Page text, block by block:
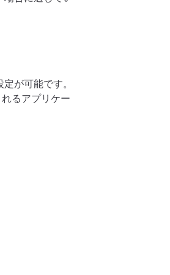
が可能です。
るアプリケー